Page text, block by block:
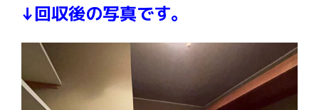
↓回収後の写真です。